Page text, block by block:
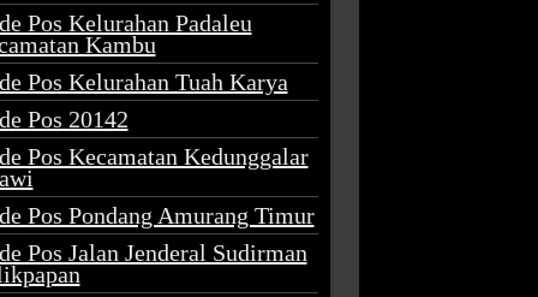
Pos Kelurahan Padaleu
Kambu
Pos Kelurahan Tuah Karya
Pos 20142
Pos Kecamatan Kedunggalar
Pos Pondang Amurang Timur
Pos Jalan Jenderal Sudirman